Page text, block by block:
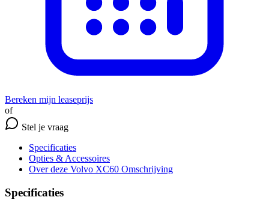
Bereken mijn leaseprijs
of
Stel je vraag
Specificaties
Opties & Accessoires
Over deze Volvo XC60 Omschrijving
Specificaties